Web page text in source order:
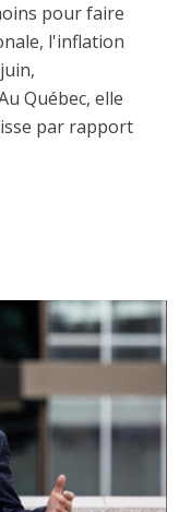
pour faire
l'inflation
Québec, elle
par rapport